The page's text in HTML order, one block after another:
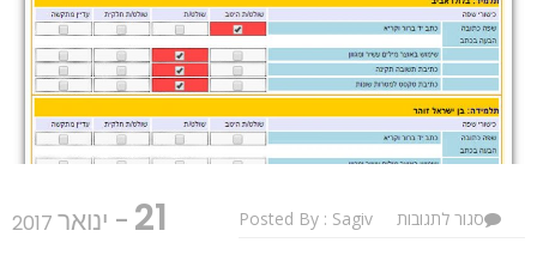
21 - ינואר 2017 Posted By : Sagiv סגור לתגובות